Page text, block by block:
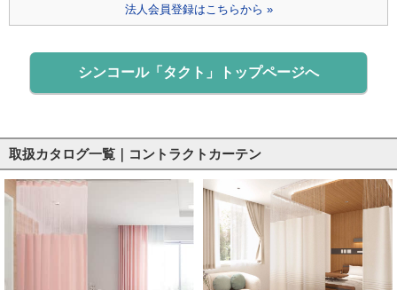
法人会員登録はこちらから »
シンコール「タクト」トップページへ
取扱カタログ一覧｜コントラクトカーテン